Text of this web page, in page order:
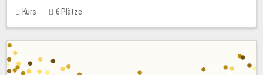
Kurs 6 Plätze